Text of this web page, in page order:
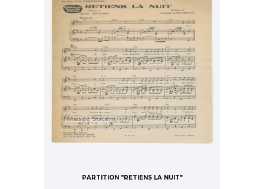
PARTITION "RETIENS LA NUIT"